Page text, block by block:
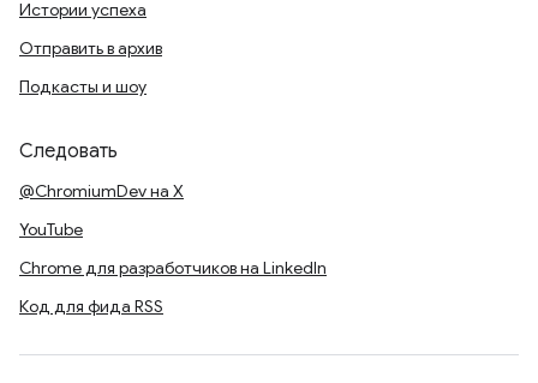
Истории успеха
Отправить в архив
Подкасты и шоу
Следовать
@ChromiumDev на X
YouTube
Chrome для разработчиков на LinkedIn
Код для фида RSS